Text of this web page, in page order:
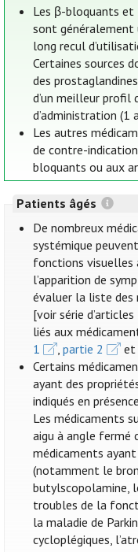
Les β-bloquants et
sont généralement
long recul
Certaines sources
des
d’un meilleur
d’administration (1
Les autres
de contre-
bloquants ou aux
Patients âgés
De nombreux
systémique
fonctions visuelles
l’apparition de
évaluer la liste des
[voir série
liés aux
1
,partie 2
Certains
ayant des
indiqués en
Les médicaments
aigu à angle fermé
médicaments
(notamment le
butylscopolamine,
troubles de la
la maladie de
cycloplégiques,